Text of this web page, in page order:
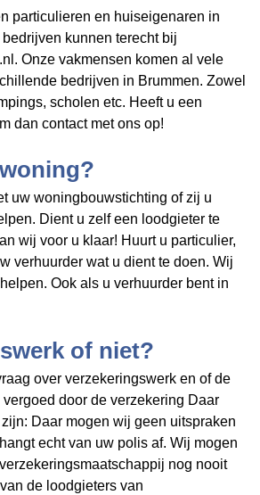
particulieren en huiseigenaren in
kunnen terecht bij
Onze vakmensen komen al vele
bedrijven in Brummen. Zowel
scholen etc. Heeft u een
dan contact met ons op!
uw woningbouwstichting of zij u
Dient u zelf een loodgieter te
wij voor u klaar! Huurt u particulier,
verhuurder wat u dient te doen. Wij
Ook als u verhuurder bent in
of niet?
over verzekeringswerk en of de
door de verzekering Daar
Daar mogen wij geen uitspraken
echt van uw polis af. Wij mogen
nog nooit
de loodgieters van